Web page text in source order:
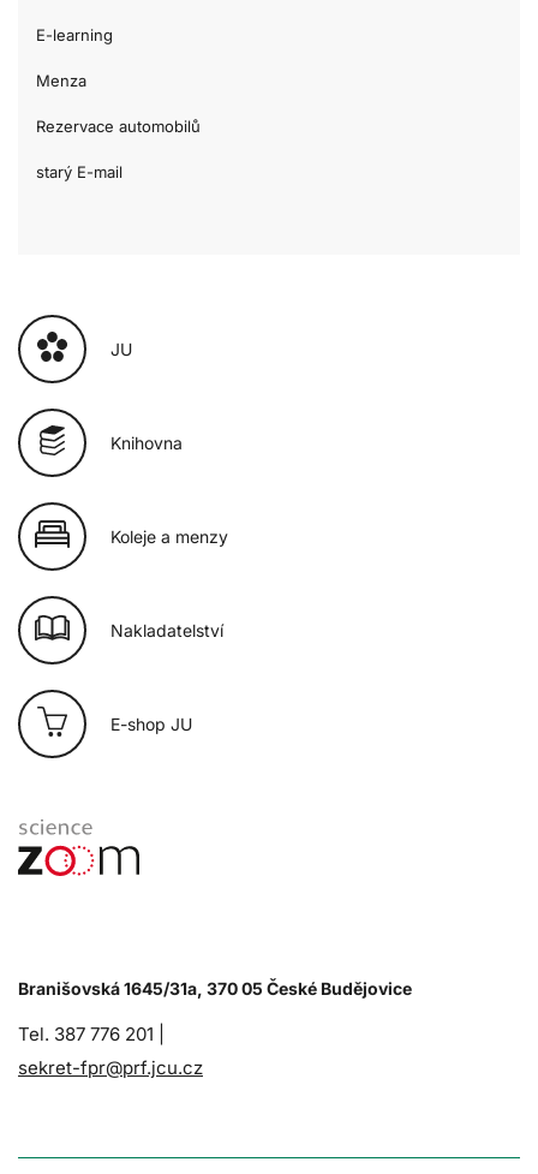
E-learning
Menza
Rezervace automobilů
starý E-mail
JU
Knihovna
Koleje a menzy
Nakladatelství
E-shop JU
Branišovská 1645/31a, 370 05 České Budějovice
Tel. 387 776 201 |
sekret-fpr@prf.jcu.cz